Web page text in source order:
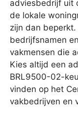
adviesbedrijf uit
de lokale
zijn dan
bedrijfsnamen
vakmensen die
Kies altijd een
BRL9500-02-
vinden op het
vakbedrijven en